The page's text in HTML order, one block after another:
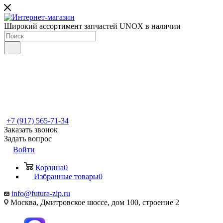
Широкий ассортимент запчастей UNOX в наличии
+7 (917) 565-71-34
Заказать звонок
Задать вопрос
Войти
Корзина0
Избранные товары0
info@futura-zip.ru
Москва, Дмитровское шоссе, дом 100, строение 2